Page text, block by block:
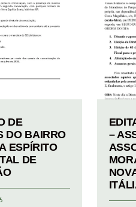
DE
DO BAIRRO
ESPÍRITO
DE
–